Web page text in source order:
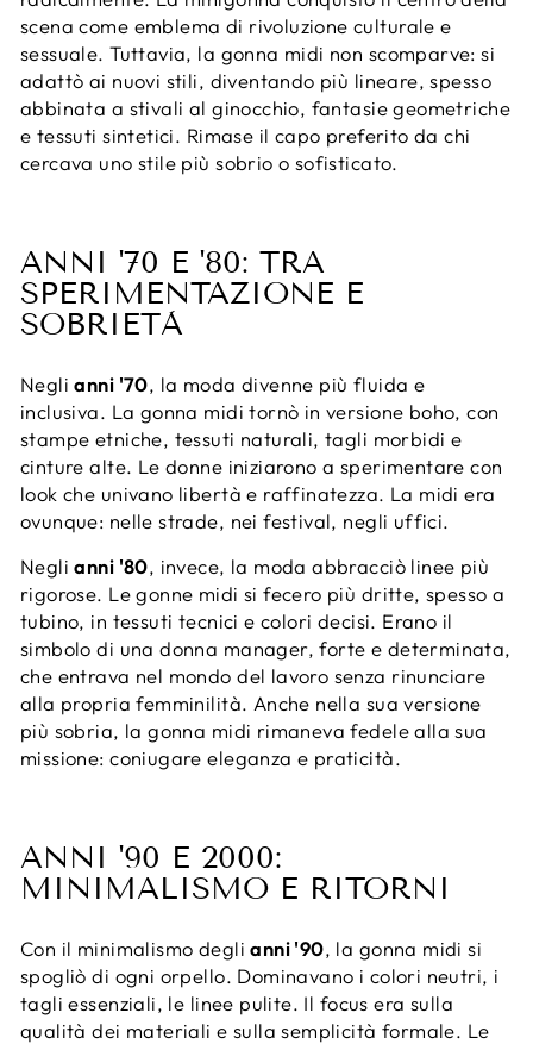
scena come emblema di rivoluzione culturale e
sessuale. Tuttavia, la gonna midi non scomparve: si
adattò ai nuovi stili, diventando più lineare, spesso
abbinata a stivali al ginocchio, fantasie geometriche
e tessuti sintetici. Rimase il capo preferito da chi
cercava uno stile più sobrio o sofisticato.
ANNI '70 E '80: TRA
SPERIMENTAZIONE E
SOBRIETÀ
Neglianni '70, la moda divenne più fluida e
inclusiva. La gonna midi tornò in versione boho, con
stampe etniche, tessuti naturali, tagli morbidi e
cinture alte. Le donne iniziarono a sperimentare con
look che univano libertà e raffinatezza. La midi era
ovunque: nelle strade, nei festival, negli uffici.
Neglianni '80, invece, la moda abbracciò linee più
rigorose. Le gonne midi si fecero più dritte, spesso a
tubino, in tessuti tecnici e colori decisi. Erano il
simbolo di una donna manager, forte e determinata,
che entrava nel mondo del lavoro senza rinunciare
alla propria femminilità. Anche nella sua versione
più sobria, la gonna midi rimaneva fedele alla sua
missione: coniugare eleganza e praticità.
ANNI '90 E 2000:
MINIMALISMO E RITORNI
Con il minimalismo deglianni '90, la gonna midi si
spogliò di ogni orpello. Dominavano i colori neutri, i
tagli essenziali, le linee pulite. Il focus era sulla
qualità dei materiali e sulla semplicità formale. Le